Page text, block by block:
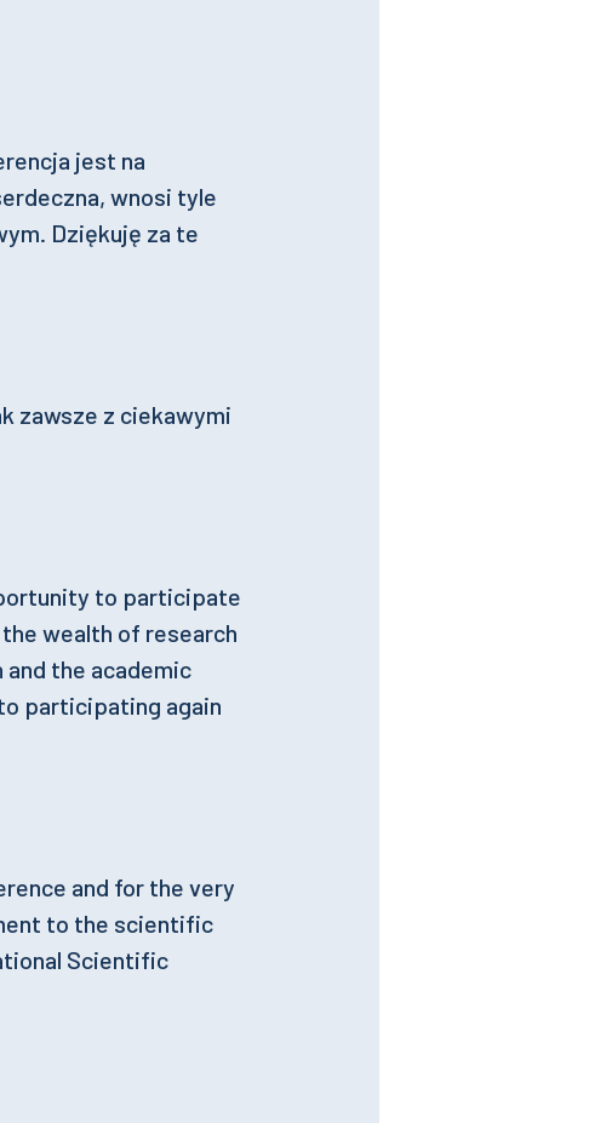
jest na
wnosi tyle
Dziękuję za te
zawsze z ciekawymi
to participate
wealth of research
the academic
participating again
and for the very
to the scientific
Scientific